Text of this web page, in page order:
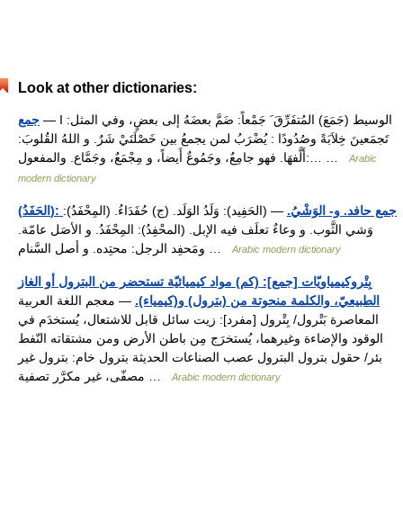
Look at other dictionaries:
جمع — I الوسيط (جَمَعَ) المُتفَرِّقَ َ جَمْعاً: ضَمَّ بعضَهُ إلى بعضٍ، وفي المثل:
تَجمَعينَ خِلاَبَةً وصُدُودًا : يُضْرَبُ لمن يجمعُ بين خَصْلَتَيْ شَرٌ. و اللهُ القُلوبَ:
أَلَّفهَا. فهو جامِعٌ، وجَمُوعٌ أَيضاً، و مِجْمَعٌ، وجَمَّاع. والمفعول:… …
Arabic
modern dictionary
(الحَفَدُ): جمع حافد. و- الوَشْيُ. — (الحَفِيد): وَلَدُ الوَلَد. (ج) حُفَدَاءُ. (المِحْفَدُ):
وَشي الثَّوب. و وعاءٌ تعلَف فيه الإبل. (المحْفِدُ): المِحْفَدُ. و الأصَل عامّة.
Arabic modern dictionary
بِتْروكيمياويّات [جمع]: (كم) مواد كيميائيّة تستحضر من البترول أو الغاز
الطبيعيّ، والكلمة منحوتة من (بترول) و(كيمياء). — معجم اللغة العربية
المعاصرة بَتْرول/ بِتْرول [مفرد]: زيت سائل قابل للاشتعال، يُستخدَم في
الوقود والإضاءة وغيرهما، يُستخرَج مِن باطن الأرض ومن مشتقاته النّفط
بئر/ حقول بترول البترول عصب الصناعات الحديثة بترول خام: بترول غير
Arabic modern dictionary